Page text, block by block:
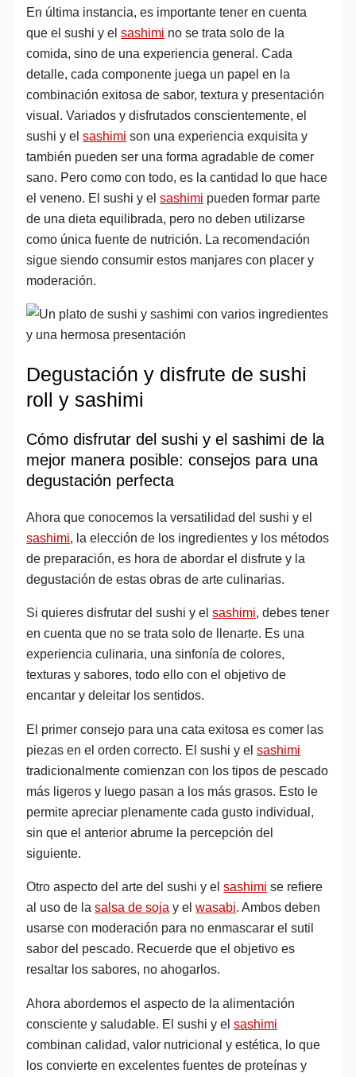
En última instancia, es importante tener en cuenta
que el sushi y elsashimi no se trata solo de la
comida, sino de una experiencia general. Cada
detalle, cada componente juega un papel en la
combinación exitosa de sabor, textura y presentación
visual. Variados y disfrutados conscientemente, el
sushi y elsashimi son una experiencia exquisita y
también pueden ser una forma agradable de comer
sano. Pero como con todo, es la cantidad lo que hace
el veneno. El sushi y elsashimi pueden formar parte
de una dieta equilibrada, pero no deben utilizarse
como única fuente de nutrición. La recomendación
sigue siendo consumir estos manjares con placer y
moderación.
Degustación y disfrute de sushi
roll y sashimi
Cómo disfrutar del sushi y el sashimi de la
mejor manera posible: consejos para una
degustación perfecta
Ahora que conocemos la versatilidad del sushi y el
sashimi, la elección de los ingredientes y los métodos
de preparación, es hora de abordar el disfrute y la
degustación de estas obras de arte culinarias.
Si quieres disfrutar del sushi y elsashimi, debes tener
en cuenta que no se trata solo de llenarte. Es una
experiencia culinaria, una sinfonía de colores,
texturas y sabores, todo ello con el objetivo de
encantar y deleitar los sentidos.
El primer consejo para una cata exitosa es comer las
piezas en el orden correcto. El sushi y elsashimi
tradicionalmente comienzan con los tipos de pescado
más ligeros y luego pasan a los más grasos. Esto le
permite apreciar plenamente cada gusto individual,
sin que el anterior abrume la percepción del
siguiente.
Otro aspecto del arte del sushi y elsashimi se refiere
al uso de lasalsa de soja y elwasabi. Ambos deben
usarse con moderación para no enmascarar el sutil
sabor del pescado. Recuerde que el objetivo es
resaltar los sabores, no ahogarlos.
Ahora abordemos el aspecto de la alimentación
consciente y saludable. El sushi y elsashimi
combinan calidad, valor nutricional y estética, lo que
los convierte en excelentes fuentes de proteínas y